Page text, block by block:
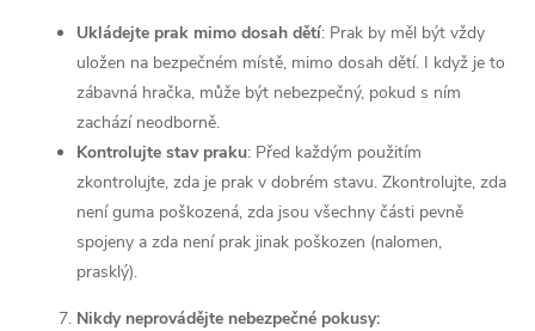
Ukládejte prak mimo dosah dětí: Prak by měl být vždy
uložen na bezpečném místě, mimo dosah dětí. I když je to
zábavná hračka, může být nebezpečný, pokud s ním
zachází neodborně.
Kontrolujte stav praku: Před každým použitím
zkontrolujte, zda je prak v dobrém stavu. Zkontrolujte, zda
není guma poškozená, zda jsou všechny části pevně
spojeny a zda není prak jinak poškozen (nalomen,
prasklý).
Nikdy neprovádějte nebezpečné pokusy: